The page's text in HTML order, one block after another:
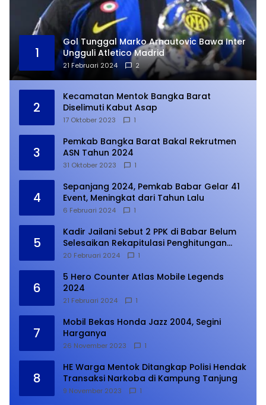
1
Gol Tunggal Marko Arnautovic Bawa Inter
Ungguli Atletico Madrid
21 Februari 2024 2
2
Kecamatan Mentok Bangka Barat
Diselimuti Kabut Asap
17 Oktober 2023 1
3
Pemkab Bangka Barat Bakal Rekrutmen
ASN Tahun 2024
31 Oktober 2023 1
4
Sepanjang 2024, Pemkab Babar Gelar 41
Event, Meningkat dari Tahun Lalu
6 Februari 2024 1
5
Kadir Jailani Sebut 2 PPK di Babar Belum
Selesaikan Rekapitulasi Penghitungan
Suara
20 Februari 2024 1
6
5 Hero Counter Atlas Mobile Legends
2024
21 Februari 2024 1
7
Mobil Bekas Honda Jazz 2004, Segini
Harganya
26 November 2023 1
8
HE Warga Mentok Ditangkap Polisi Hendak
Transaksi Narkoba di Kampung Tanjung
9 November 2023 1